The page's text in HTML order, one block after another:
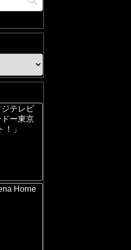
ジテレビ
ー東京
！」
Horne